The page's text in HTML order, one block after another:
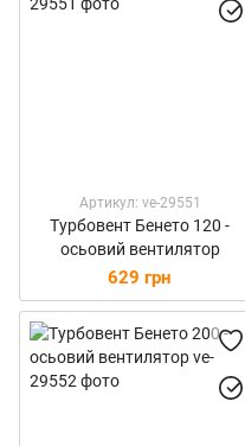
Артикул: ve-29551
Турбовент Бенето 120 -
осьовий вентилятор
629 грн